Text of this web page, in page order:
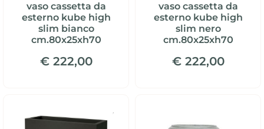
vaso cassetta da
esterno kube high
slim bianco
cm.80x25xh70
€ 222,00
vaso cassetta da
esterno kube high
slim nero
cm.80x25xh70
€ 222,00